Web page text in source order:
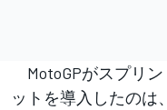
MotoGPがスプリ
ットを導入したのは